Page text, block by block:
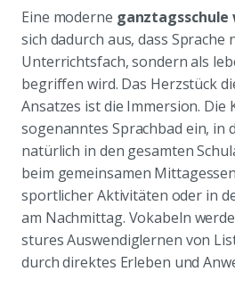
Eine moderne ganztagsschule
sich dadurch aus, dass Sprache
Unterrichtsfach, sondern als
begriffen wird. Das Herzstück
Ansatzes ist die Immersion. Die
sogenanntes Sprachbad ein, in
natürlich in den gesamten
beim gemeinsamen
sportlicher Aktivitäten oder in
am Nachmittag. Vokabeln
stures Auswendiglernen von
durch direktes Erleben und